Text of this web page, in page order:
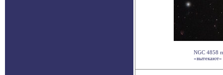
NGC 4858